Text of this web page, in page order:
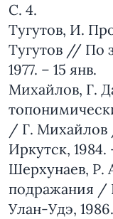
С. 4.
Тугутов, И.
Тугутов // По
1977. – 15 янв.
Михайлов, Г.
/ Г. Михайлов
Иркутск, 1984.
Шерхунаев, Р.
подражания /
Улан-Удэ,